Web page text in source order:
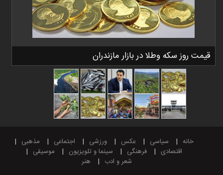
قیمت روز سکه وطلا در بازار مازندران
خانه سیاسی عکس ورزشی اجتماعی
مذهبی
اقتصادی
فرهنگی سینما و تلویزیون
موسیقی
شعر و ادب
هنر